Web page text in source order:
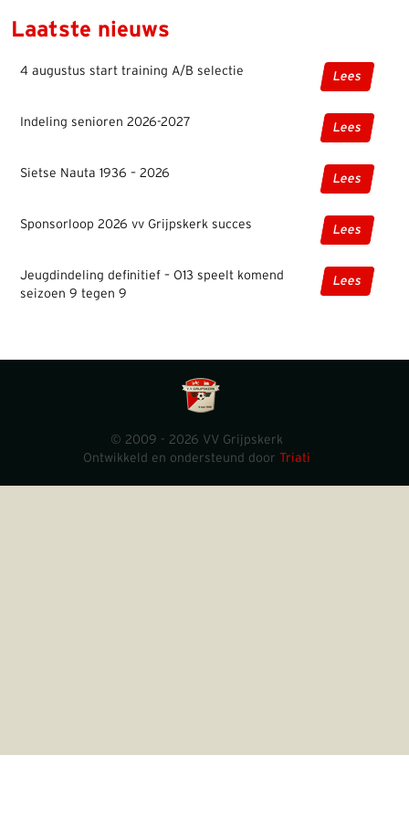
Laatste nieuws
4 augustus start training A/B selectie Lees
Indeling senioren 2026-2027 Lees
Sietse Nauta 1936 – 2026 Lees
Sponsorloop 2026 vv Grijpskerk succes Lees
Jeugdindeling definitief – O13 speelt komend
seizoen 9 tegen 9
Lees
© 2009 - 2026 VV Grijpskerk
Ontwikkeld en ondersteund door Triati